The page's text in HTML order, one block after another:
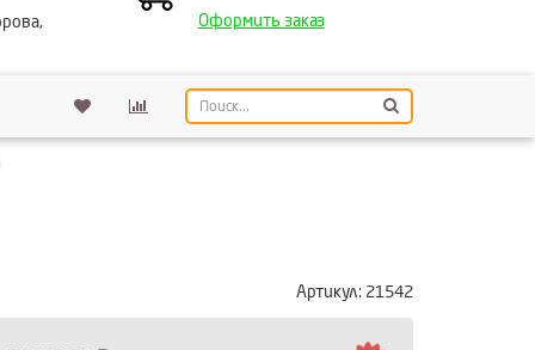
Оформить заказ
Артикул: 21542